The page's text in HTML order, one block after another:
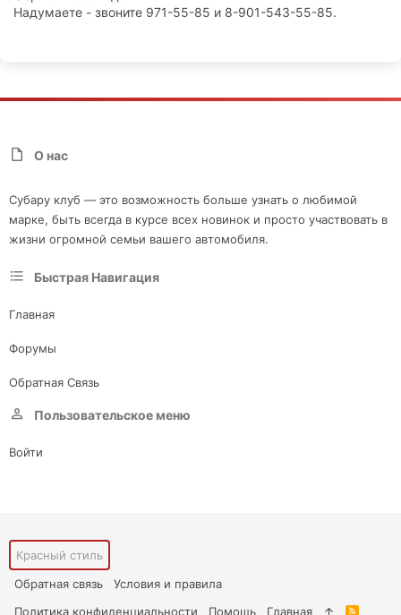
Надумаете - звоните 971-55-85 и 8-901-543-55-85.
О нас
Субару клуб — это возможность больше узнать о любимой
марке, быть всегда в курсе всех новинок и просто участвовать в
жизни огромной семьи вашего автомобиля.
Быстрая Навигация
Главная
Форумы
Обратная Связь
Пользовательское меню
Войти
Красный стиль
Обратная связь
Условия и правила
Политика конфиденциальности
Помощь Главная R